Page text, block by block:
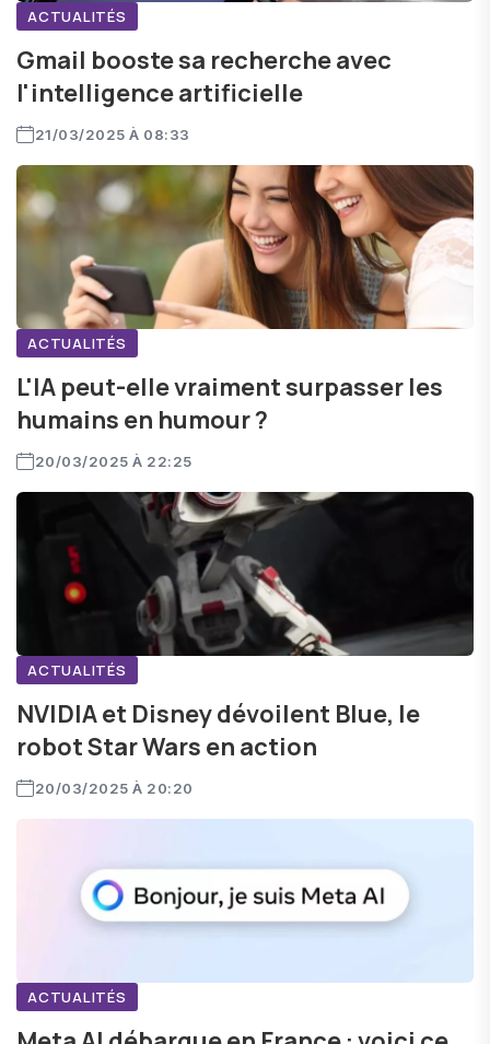
ACTUALITÉS
Gmail booste sa recherche avec
l'intelligence artificielle
21/03/2025 À 08:33
ACTUALITÉS
L'IA peut-elle vraiment surpasser les
humains en humour ?
20/03/2025 À 22:25
ACTUALITÉS
NVIDIA et Disney dévoilent Blue, le
robot Star Wars en action
20/03/2025 À 20:20
ACTUALITÉS